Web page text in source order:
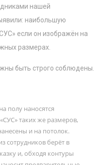
нашей
наибольшую
если он изображён на
размерах.
быть строго соблюдены.
полу наносятся
таких же размеров,
и на потолок.
сотрудников берёт в
и, обходя контуры